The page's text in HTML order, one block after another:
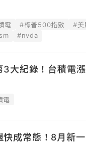
電 #標普500指數 #美
#nvda
3大紀錄！台積電
電
快成常態！8月新